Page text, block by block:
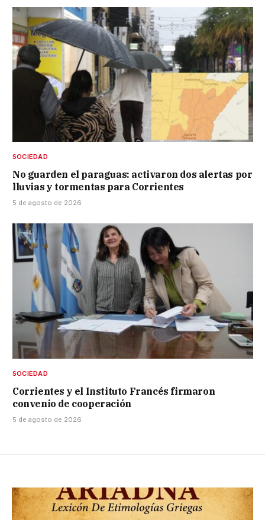
SOCIEDAD
No guarden el paraguas: activaron dos alertas por
lluvias y tormentas para Corrientes
5 de agosto de 2026
SOCIEDAD
Corrientes y el Instituto Francés firmaron
convenio de cooperación
5 de agosto de 2026